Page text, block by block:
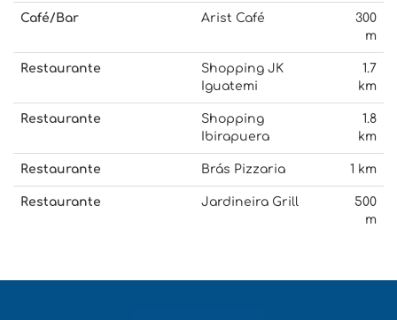
Café/Bar Arist Café
300
m
Restaurante
Shopping JK
Iguatemi
1.7
km
Restaurante
Shopping
Ibirapuera
1.8
km
Restaurante Brás Pizzaria 1 km
Restaurante Jardineira Grill
500
m